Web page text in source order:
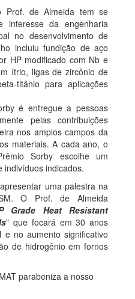
Prof. de Almeida tem se
interesse da engenharia
no desenvolvimento de
incluiu fundição de aço
HP modificado com Nb e
ítrio, ligas de zircônio de
titânio para aplicações
é entregue a pessoas
pelas contribuições
nos amplos campos da
materiais. A cada ano, o
Sorby escolhe um
indivíduos indicados.
uma palestra na
O Prof. de Almeida
Grade Heat Resistant
" que focará em 30 anos
e no aumento significativo
de hidrogênio em fornos
parabeniza a nosso